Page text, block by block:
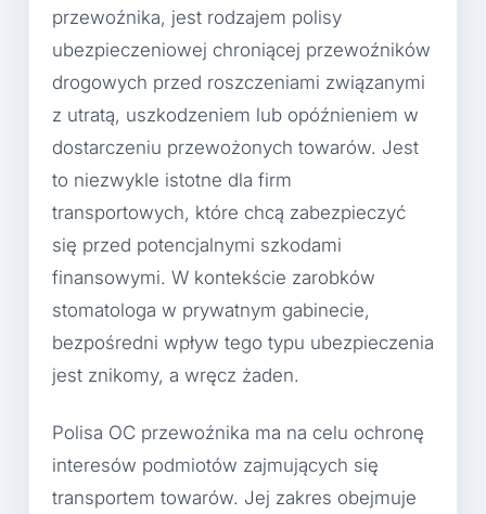
przewoźnika, jest rodzajem polisy
ubezpieczeniowej chroniącej przewoźników
drogowych przed roszczeniami związanymi
z utratą, uszkodzeniem lub opóźnieniem w
dostarczeniu przewożonych towarów. Jest
to niezwykle istotne dla firm
transportowych, które chcą zabezpieczyć
się przed potencjalnymi szkodami
finansowymi. W kontekście zarobków
stomatologa w prywatnym gabinecie,
bezpośredni wpływ tego typu ubezpieczenia
jest znikomy, a wręcz żaden.
Polisa OC przewoźnika ma na celu ochronę
interesów podmiotów zajmujących się
transportem towarów. Jej zakres obejmuje